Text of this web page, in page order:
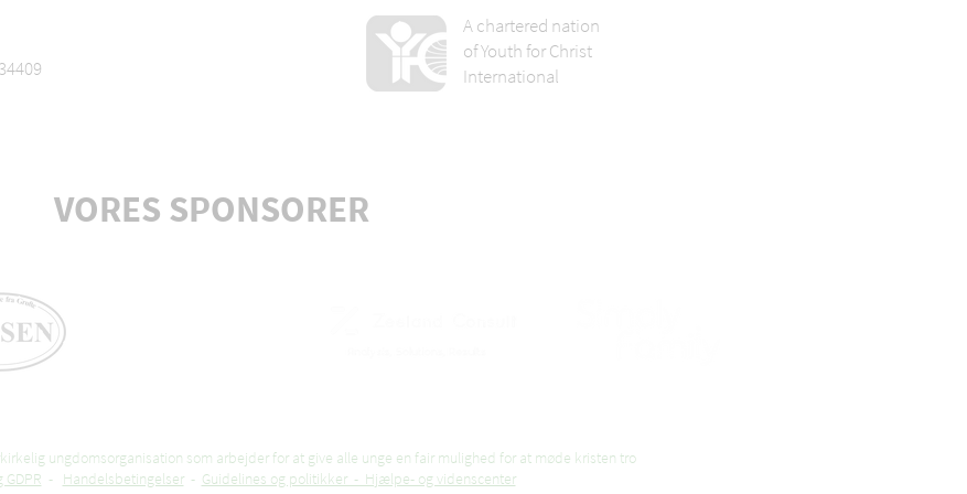
A chartered nation
of Youth for Christ
International
VORES SPONSORER
ungdomsorganisation som arbejder for at give alle unge en fair mulighed for at møde kristen tro
- Handelsbetingelser- Guidelines og politikker - Hjælpe- og videnscenter